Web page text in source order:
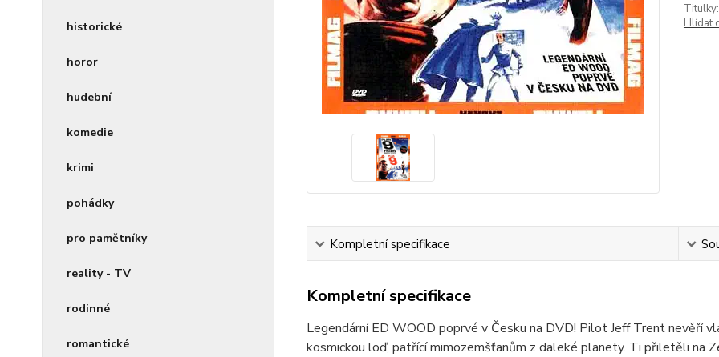
historické
horor
hudební
komedie
krimi
pohádky
pro pamětníky
reality - TV
rodinné
romantické
Titulky:
Hlídat
Kompletní specifikace
Kompletní specifikace
Legendární ED WOOD poprvé v Česku na DVD! Pilot Jeff Trent nevěří
kosmickou loď, patřící mimozemšťanům z daleké planety. Ti přiletěli na